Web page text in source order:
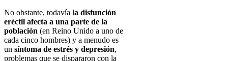
No obstante, todavía la disfunción
eréctil afecta a una parte de la
población (en Reino Unido a uno de
cada cinco hombres) y a menudo es
un síntoma de estrés y depresión,
problemas que se dispararon con la